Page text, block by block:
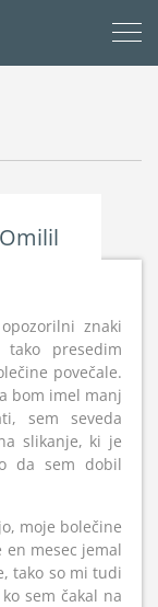
znaki
presedim
povečale.
bom imel manj
sem seveda
slikanje, ki je
da sem dobil
moje bolečine
en mesec jemal
tako so mi tudi
sem čakal na